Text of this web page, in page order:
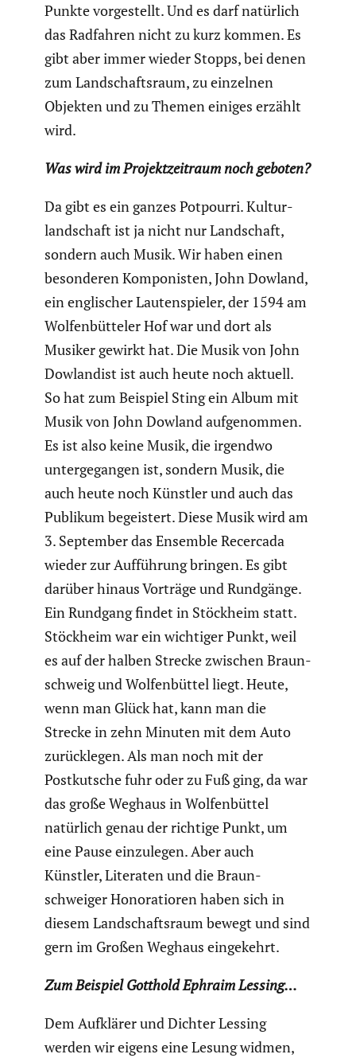
Punkte vorge­stellt. Und es darf natürlich
das Radfahren nicht zu kurz kommen. Es
gibt aber immer wieder Stopps, bei denen
zum Landschafts­raum, zu einzelnen
Objekten und zu Themen einiges erzählt
wird.
Was wird im Projekt­zeit­raum noch geboten?
Da gibt es ein ganzes Potpourri. Kultur­
land­schaft ist ja nicht nur Landschaft,
sondern auch Musik. Wir haben einen
beson­deren Kompo­nisten, John Dowland,
ein engli­scher Lauten­spieler, der 1594 am
Wolfen­büt­teler Hof war und dort als
Musiker gewirkt hat. Die Musik von John
Dowlan­dist ist auch heute noch aktuell.
So hat zum Beispiel Sting ein Album mit
Musik von John Dowland aufge­nommen.
Es ist also keine Musik, die irgendwo
unter­ge­gangen ist, sondern Musik, die
auch heute noch Künstler und auch das
Publikum begeis­tert. Diese Musik wird am
3. September das Ensemble Recercada
wieder zur Auffüh­rung bringen. Es gibt
darüber hinaus Vorträge und Rundgänge.
Ein Rundgang findet in Stöckheim statt.
Stöckheim war ein wichtiger Punkt, weil
es auf der halben Strecke zwischen Braun­
schweig und Wolfen­büttel liegt. Heute,
wenn man Glück hat, kann man die
Strecke in zehn Minuten mit dem Auto
zurück­legen. Als man noch mit der
Postkut­sche fuhr oder zu Fuß ging, da war
das große Weghaus in Wolfen­büttel
natürlich genau der richtige Punkt, um
eine Pause einzu­legen. Aber auch
Künstler, Literaten und die Braun­
schweiger Honora­tioren haben sich in
diesem Landschafts­raum bewegt und sind
gern im Großen Weghaus einge­kehrt.
Zum Beispiel Gotthold Ephraim Lessing…
Dem Aufklärer und Dichter Lessing
werden wir eigens eine Lesung widmen,